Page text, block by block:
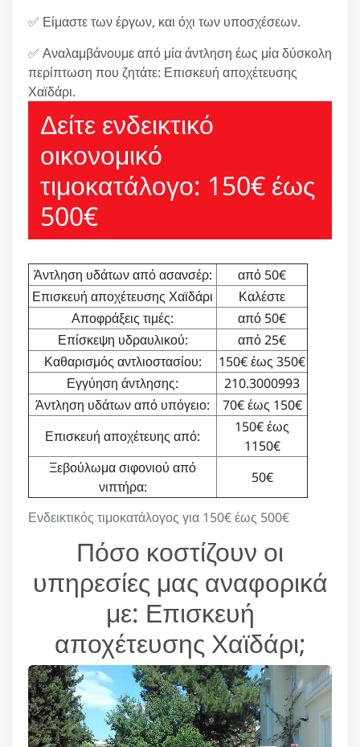
✅ Είμαστε των έργων, και όχι των υποσχέσεων.
✅ Αναλαμβάνουμε από μία άντληση έως μία δύσκολη
περίπτωση που ζητάτε: Επισκευή αποχέτευσης
Χαϊδάρι.
Δείτε ενδεικτικό
οικονομικό
τιμοκατάλογο: 150€ έως
500€
Ενδεικτικός τιμοκατάλογος για 150€ έως 500€
Άντληση υδάτων από ασανσέρ:
από 50€
Επισκευή αποχέτευσης Χαϊδάρι
Καλέστε
Αποφράξεις τιμές:
από 50€
Επίσκεψη υδραυλικού:
από 25€
Καθαρισμός αντλιοστασίου:
150€ έως 350€
Εγγύηση άντλησης:
210.3000993
Άντληση υδάτων από υπόγειο:
70€ έως 150€
Επισκευή αποχέτευης από:
150€ έως
1150€
Ξεβούλωμα σιφονιού από
νιπτήρα:
50€
Πόσο κοστίζουν οι
υπηρεσίες μας αναφορικά
με: Επισκευή
αποχέτευσης Χαϊδάρι;